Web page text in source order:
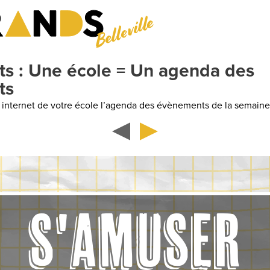
Belleville
des
de la semaine
S'AMUSER